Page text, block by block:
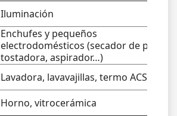
Iluminación
Enchufes y pequeños
electrodomésticos (secador de pelo,
tostadora, aspirador…)
Lavadora, lavavajillas, termo ACS
Horno, vitrocerámica